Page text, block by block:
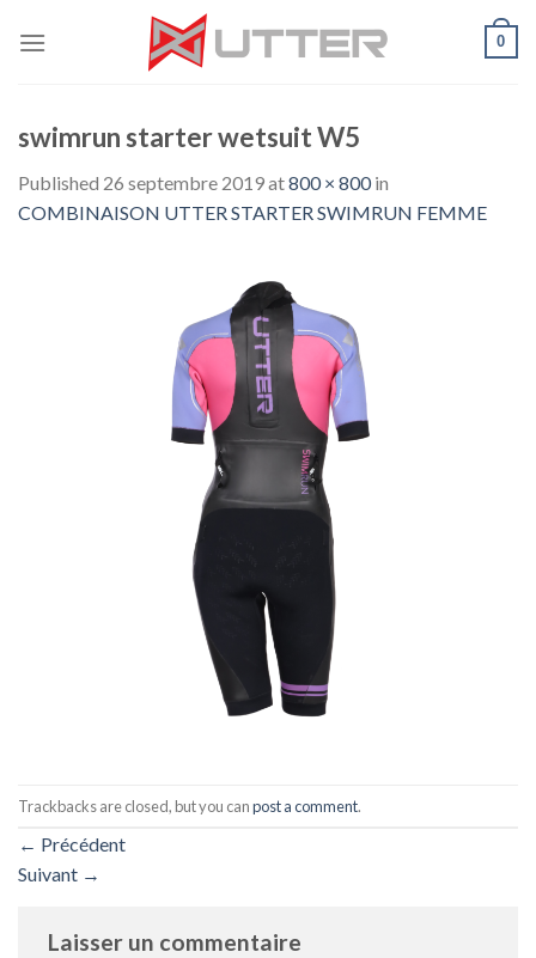
0
swimrun starter wetsuit W5
Published 26 septembre 2019at800 × 800in
COMBINAISON UTTER STARTER SWIMRUN FEMME
Trackbacks are closed, but you canpost a comment.
← Précédent
Suivant →
Laisser un commentaire